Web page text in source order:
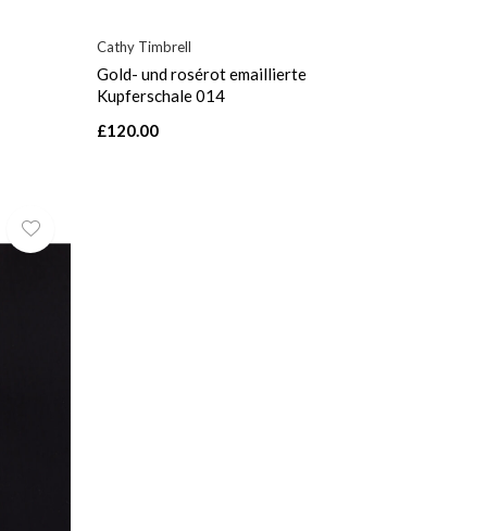
Cathy Timbrell
Gold- und rosérot emaillierte
Kupferschale 014
£120.00